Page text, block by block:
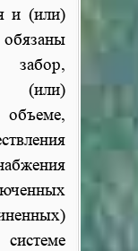
и (или)
(или)
объеме,